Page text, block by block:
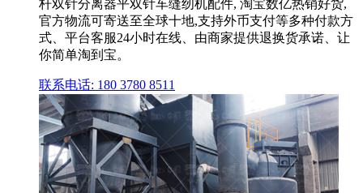
杆双针分离器平双针车缝纫机配件, 淘宝数亿热销好货,
官方物流可寄送至全球十地,支持外币支付等多种付款方
式、平台客服24小时在线、由商家提供退换货承诺、让
你简单淘到宝。
联系电话: 180 3780 8511